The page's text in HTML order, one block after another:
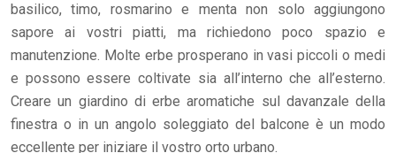
basilico, timo, rosmarino e menta non solo aggiungono
sapore ai vostri piatti, ma richiedono poco spazio e
manutenzione. Molte erbe prosperano in vasi piccoli o medi
e possono essere coltivate sia all’interno che all’esterno.
Creare un giardino di erbe aromatiche sul davanzale della
finestra o in un angolo soleggiato del balcone è un modo
eccellente per iniziare il vostro orto urbano.